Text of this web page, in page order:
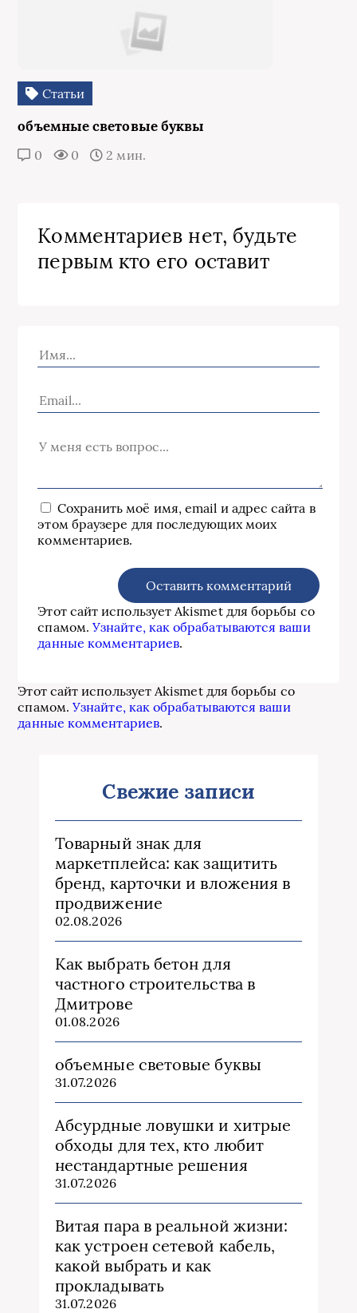
Статьи
объемные световые буквы
0 0 2 мин.
Комментариев нет, будьте
первым кто его оставит
Сохранить моё имя, email и адрес сайта в
этом браузере для последующих моих
комментариев.
Этот сайт использует Akismet для борьбы со
спамом.Узнайте, как обрабатываются ваши
данные комментариев.
Этот сайт использует Akismet для борьбы со
спамом.Узнайте, как обрабатываются ваши
данные комментариев.
Свежие записи
Товарный знак для
маркетплейса: как защитить
бренд, карточки и вложения в
продвижение
02.08.2026
Как выбрать бетон для
частного строительства в
Дмитрове
01.08.2026
объемные световые буквы
31.07.2026
Абсурдные ловушки и хитрые
обходы для тех, кто любит
нестандартные решения
31.07.2026
Витая пара в реальной жизни:
как устроен сетевой кабель,
какой выбрать и как
прокладывать
31.07.2026